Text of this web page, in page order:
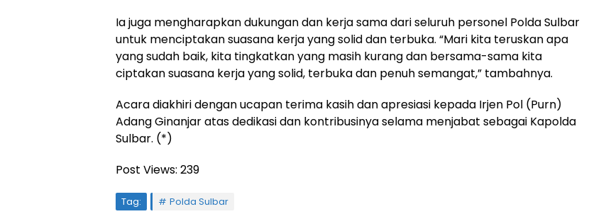
Ia juga mengharapkan dukungan dan kerja sama dari seluruh personel Polda Sulbar
untuk menciptakan suasana kerja yang solid dan terbuka. “Mari kita teruskan apa
yang sudah baik, kita tingkatkan yang masih kurang dan bersama-sama kita
ciptakan suasana kerja yang solid, terbuka dan penuh semangat,” tambahnya.
Acara diakhiri dengan ucapan terima kasih dan apresiasi kepada Irjen Pol (Purn)
Adang Ginanjar atas dedikasi dan kontribusinya selama menjabat sebagai Kapolda
Sulbar. (*)
Post Views: 239
Tag: Polda Sulbar